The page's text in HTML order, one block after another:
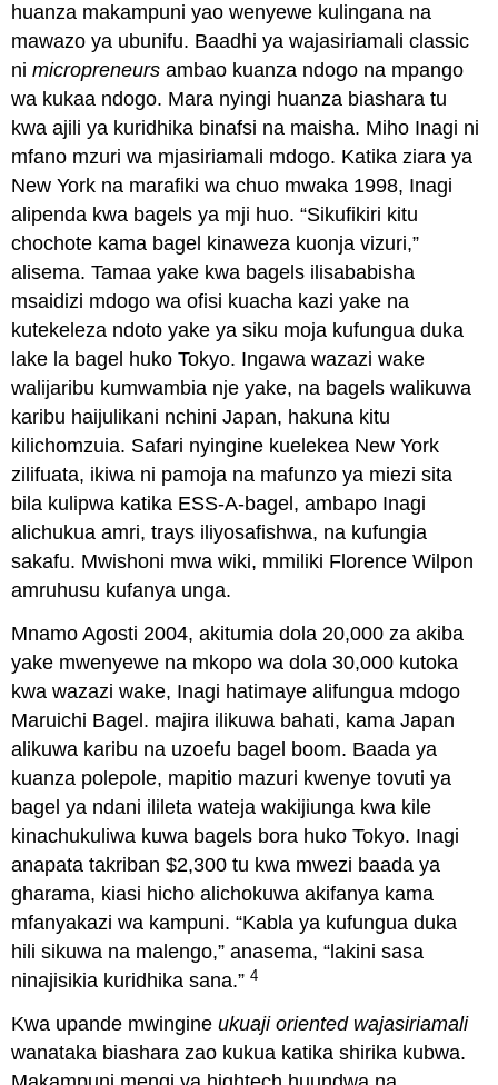
huanza makampuni yao wenyewe kulingana na
mawazo ya ubunifu. Baadhi ya wajasiriamali classic
nimicropreneurs ambao kuanza ndogo na mpango
wa kukaa ndogo. Mara nyingi huanza biashara tu
kwa ajili ya kuridhika binafsi na maisha. Miho Inagi ni
mfano mzuri wa mjasiriamali mdogo. Katika ziara ya
New York na marafiki wa chuo mwaka 1998, Inagi
alipenda kwa bagels ya mji huo. “Sikufikiri kitu
chochote kama bagel kinaweza kuonja vizuri,”
alisema. Tamaa yake kwa bagels ilisababisha
msaidizi mdogo wa ofisi kuacha kazi yake na
kutekeleza ndoto yake ya siku moja kufungua duka
lake la bagel huko Tokyo. Ingawa wazazi wake
walijaribu kumwambia nje yake, na bagels walikuwa
karibu haijulikani nchini Japan, hakuna kitu
kilichomzuia. Safari nyingine kuelekea New York
zilifuata, ikiwa ni pamoja na mafunzo ya miezi sita
bila kulipwa katika ESS-A-bagel, ambapo Inagi
alichukua amri, trays iliyosafishwa, na kufungia
sakafu. Mwishoni mwa wiki, mmiliki Florence Wilpon
amruhusu kufanya unga.
Mnamo Agosti 2004, akitumia dola 20,000 za akiba
yake mwenyewe na mkopo wa dola 30,000 kutoka
kwa wazazi wake, Inagi hatimaye alifungua mdogo
Maruichi Bagel. majira ilikuwa bahati, kama Japan
alikuwa karibu na uzoefu bagel boom. Baada ya
kuanza polepole, mapitio mazuri kwenye tovuti ya
bagel ya ndani ilileta wateja wakijiunga kwa kile
kinachukuliwa kuwa bagels bora huko Tokyo. Inagi
anapata takriban $2,300 tu kwa mwezi baada ya
gharama, kiasi hicho alichokuwa akifanya kama
mfanyakazi wa kampuni. “Kabla ya kufungua duka
hili sikuwa na malengo,” anasema, “lakini sasa
ninajisikia kuridhika sana.”4
Kwa upande mwingineukuaji oriented wajasiriamali
wanataka biashara zao kukua katika shirika kubwa.